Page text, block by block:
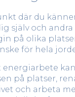
där du
själv och andra
på olika
för hela
energiarbete
på platser,
och arbeta